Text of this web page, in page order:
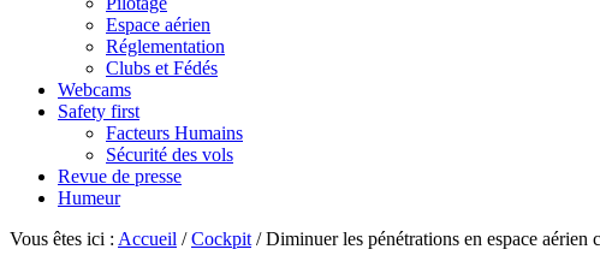
Espace aérien
Réglementation
Clubs et Fédés
Webcams
Safety first
Facteurs Humains
Sécurité des vols
Revue de presse
Humeur
Vous êtes ici : Accueil / Cockpit /Diminuer les pénétrations en espace aérien